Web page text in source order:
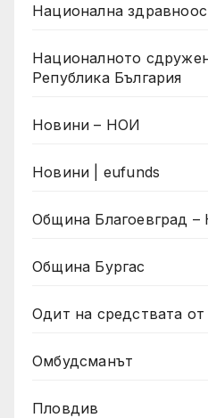
Национална
Националното
Република България
Новини – НОИ
Новини | eufunds
Община Благоевград –
Община Бургас
Одит на средствата
Омбудсманът
Пловдив